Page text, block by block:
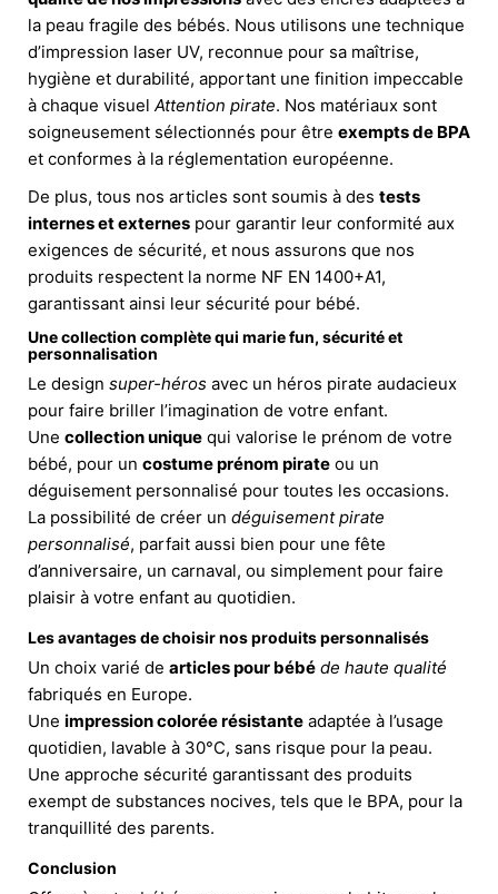
la peau fragile des bébés. Nous utilisons une technique
d’impression laser UV, reconnue pour sa maîtrise,
hygiène et durabilité, apportant une finition impeccable
à chaque visuel Attention pirate. Nos matériaux sont
soigneusement sélectionnés pour être exempts de BPA
et conformes à la réglementation européenne.
De plus, tous nos articles sont soumis à des tests
internes et externes pour garantir leur conformité aux
exigences de sécurité, et nous assurons que nos
produits respectent la norme NF EN 1400+A1,
garantissant ainsi leur sécurité pour bébé.
Une collection complète qui marie fun, sécurité et
personnalisation
Le design super-héros avec un héros pirate audacieux
pour faire briller l’imagination de votre enfant.
Une collection unique qui valorise le prénom de votre
bébé, pour un costume prénom pirate ou un
déguisement personnalisé pour toutes les occasions.
La possibilité de créer un déguisement pirate
personnalisé, parfait aussi bien pour une fête
d’anniversaire, un carnaval, ou simplement pour faire
plaisir à votre enfant au quotidien.
Les avantages de choisir nos produits personnalisés
Un choix varié de articles pour bébé de haute qualité
fabriqués en Europe.
Une impression colorée résistante adaptée à l’usage
quotidien, lavable à 30°C, sans risque pour la peau.
Une approche sécurité garantissant des produits
exempt de substances nocives, tels que le BPA, pour la
tranquillité des parents.
Conclusion